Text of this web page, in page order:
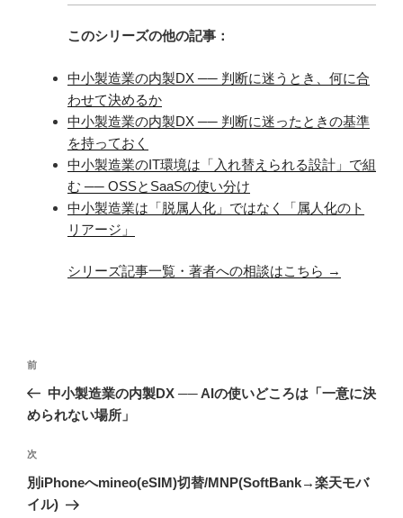
このシリーズの他の記事：
中小製造業の内製DX ── 判断に迷うとき、何に合
わせて決めるか
中小製造業の内製DX ── 判断に迷ったときの基準
を持っておく
中小製造業のIT環境は「入れ替えられる設計」で組
む ── OSSとSaaSの使い分け
中小製造業は「脱属人化」ではなく「属人化のト
リアージ」
シリーズ記事一覧・著者への相談はこちら →
投
ナ
ゲ
ー
シ
前
の
投
前
中小製造業の内製DX ── AIの使いどころは「一意に決
められない場所」
次
の
投
次
別iPhoneへmineo(eSIM)切替/MNP(SoftBank→楽天モバ
イル)